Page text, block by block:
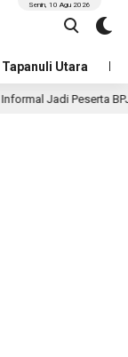
Tapanuli Utara
Senin, 10 Agu 2026
Jadi Peserta